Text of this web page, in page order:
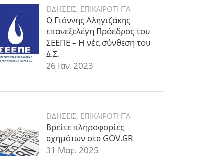
ΕΙΔΗΣΕΙΣ, ΕΠΙΚΑΙΡΟΤΗΤΑ
Ο Γιάννης Αληγιζάκης
επανεξελέγη Πρόεδρος του
ΣΕΕΠΕ – Η νέα σύνθεση του
Δ.Σ.
26 Ιαν. 2023
ΕΙΔΗΣΕΙΣ, ΕΠΙΚΑΙΡΟΤΗΤΑ
Βρείτε πληροφορίες
οχημάτων στο GOV.GR
31 Μαρ. 2025